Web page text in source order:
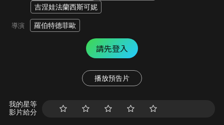
吉涅娃法蘭西斯可妮
導演 羅伯特德菲歐
請先登入
播放預告片
我的星等
影片給分